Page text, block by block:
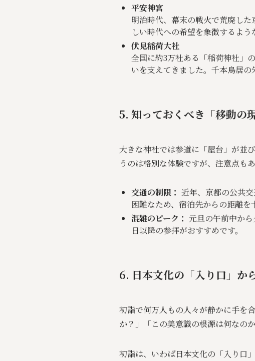
平安神宮
明治時代、幕末の戦火で荒廃し
しい時代への希望を象徴するよう
伏見稲荷大社
全国に約3万社ある「稲荷神社」
いを支えてきました。千本鳥居の
5. 知っておくべき「移動の
大きな神社では参道に「屋台」が並
うのは格別な体験ですが、注意点もあ
交通の制限： 近年、京都の公共
困難なため、宿泊先からの距離を
混雑のピーク： 元旦の午前中か
日以降の参拝がおすすめです。
6. 日本文化の「入り口」か
初詣で何万人もの人々が静かに手を
か？」「この美意識の根源は何なの
初詣は、いわば日本文化の「入り口